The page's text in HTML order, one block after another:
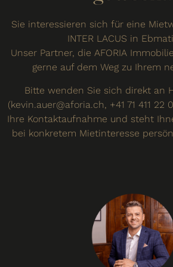
Sie interessieren sich für eine
INTER LACUS in
Unser Partner, die AFORIA
gerne auf dem Weg zu Ihrem
Bitte wenden Sie sich direkt an
(kevin.auer@aforia.ch, +41 71 411 22
Ihre Kontaktaufnahme und steht
bei konkretem Mietinteresse